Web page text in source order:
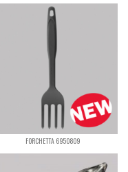
FORCHETTA 6950809